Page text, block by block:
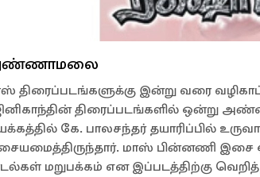
திரைப்படங்களுக்கு இன்று வரை
திரைப்படங்களில் ஒன்று
கே. பாலசந்தர் தயாரிப்பில்
மாஸ் பின்னணி
மறுபக்கம் என இப்படத்திற்கு